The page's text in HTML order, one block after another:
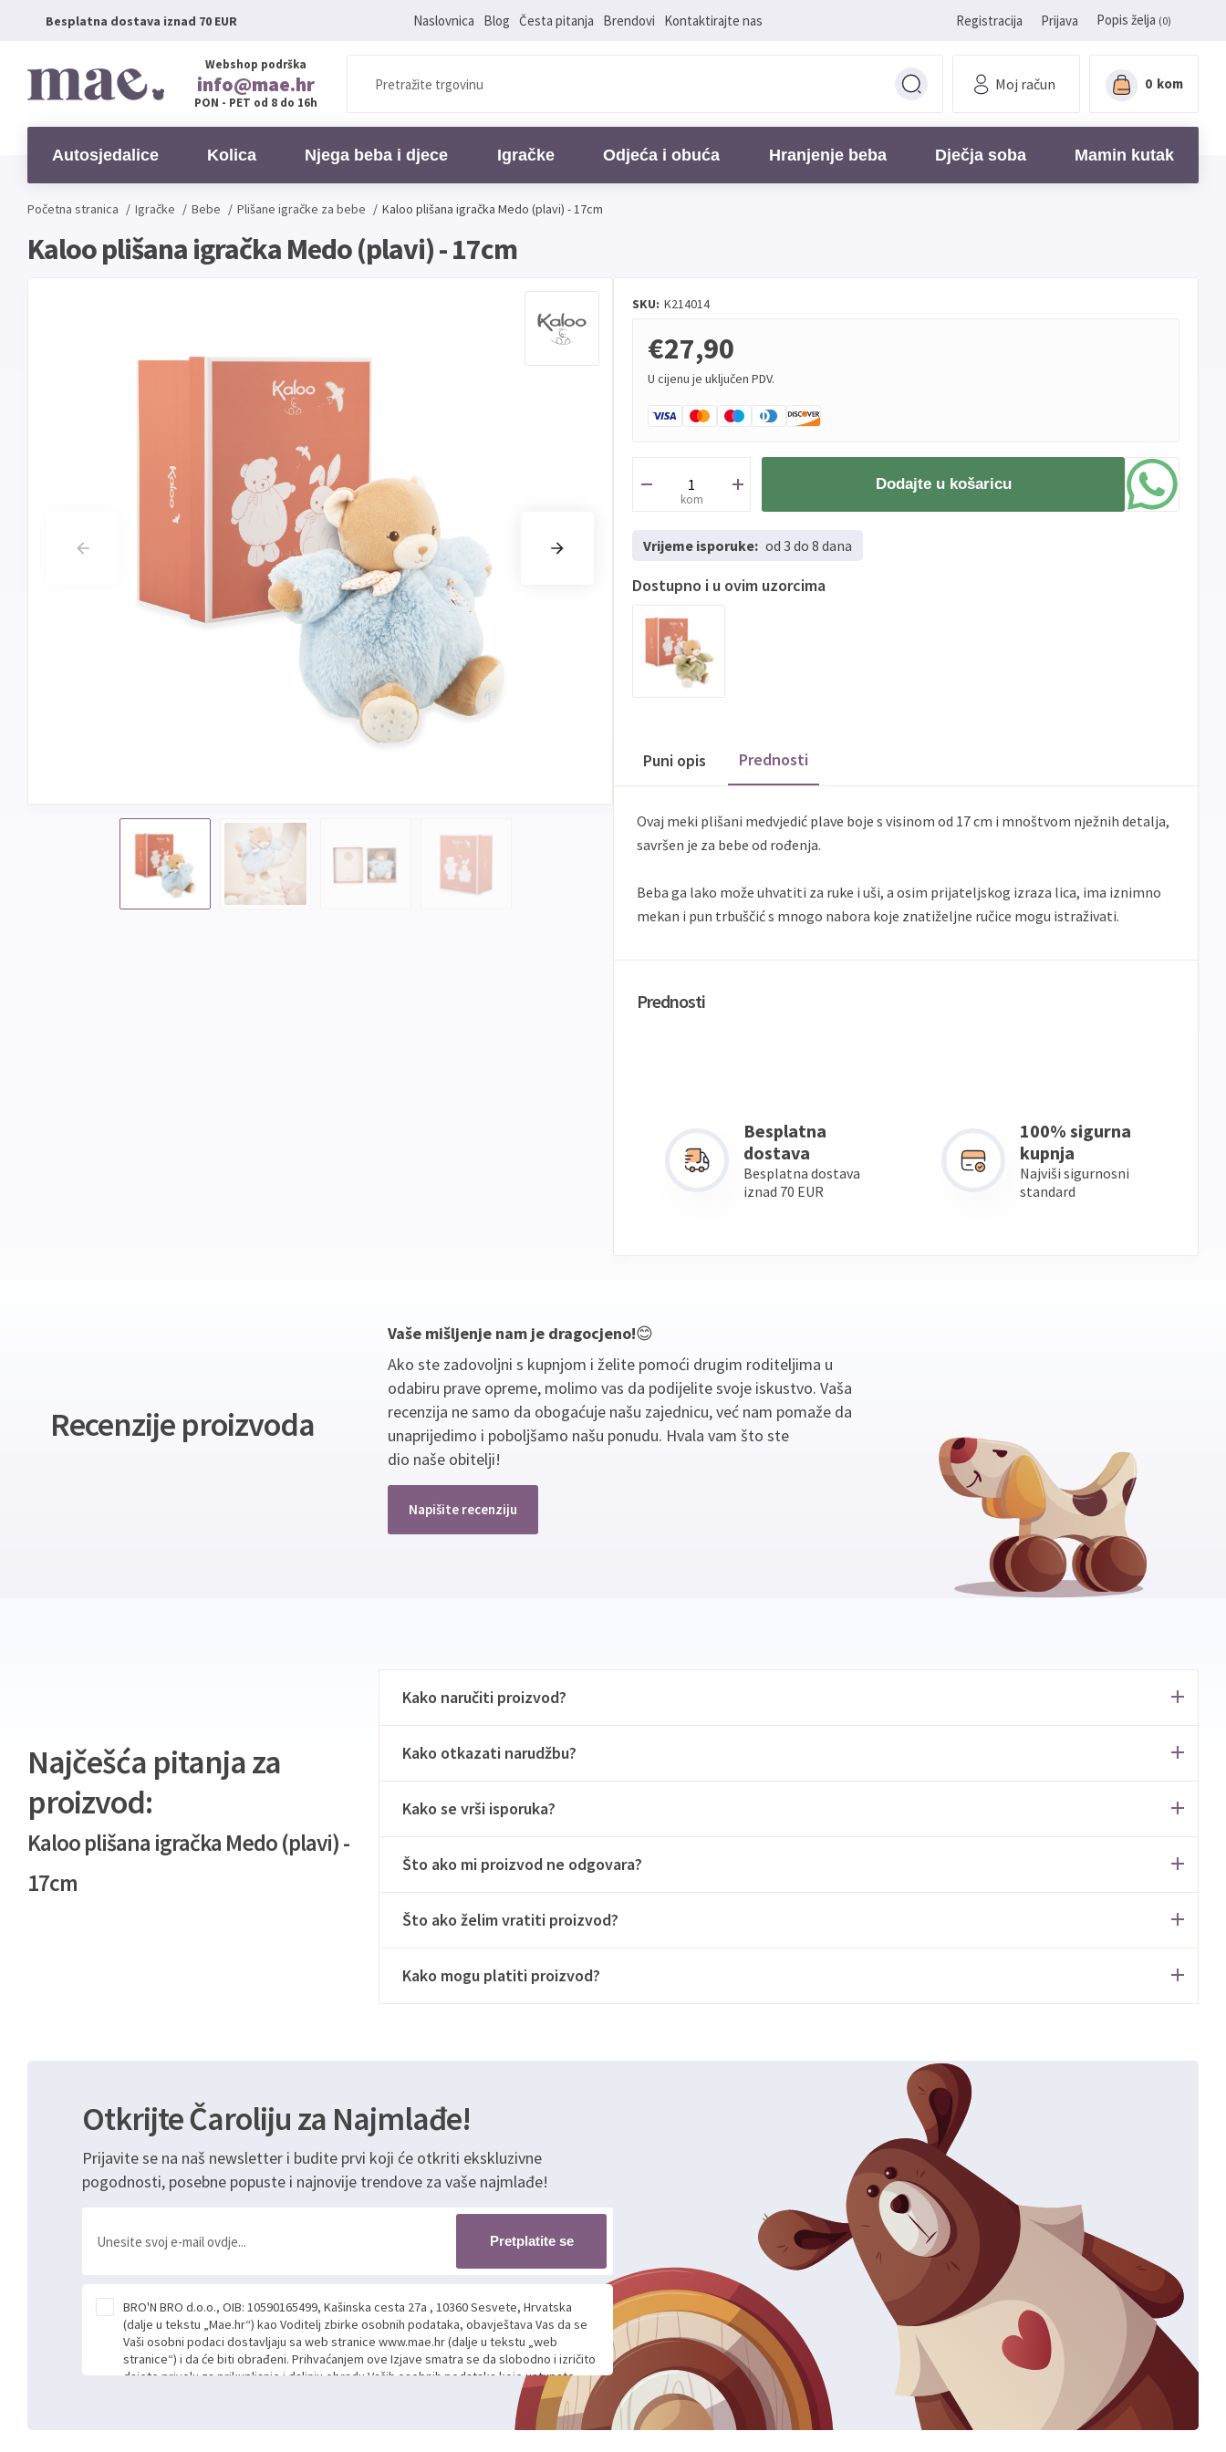
Besplatna dostava iznad 70 EUR Naslovnica Blog Česta pitanja Brendovi Kontaktirajte nas Registracija Prijava Popis želja (0)
Webshop podrška
info@mae.hr
PON - PET od 8 do 16h
Moj račun 0 kom
Autosjedalice Kolica Njega beba i djece Igračke Odjeća i obuća Hranjenje beba Dječja soba Mamin kutak
Početna stranica / Igračke / Bebe / Plišane igračke za bebe / Kaloo plišana igračka Medo (plavi) - 17cm
Kaloo plišana igračka Medo (plavi) - 17cm
SKU: K214014
€27,90
U cijenu je uključen PDV.
kom
Dodajte u košaricu
Vrijeme isporuke: od 3 do 8 dana
Dostupno i u ovim uzorcima
Puni opis Prednosti
Ovaj meki plišani medvjedić plave boje s visinom od 17 cm i mnoštvom nježnih detalja,
savršen je za bebe od rođenja.
Beba ga lako može uhvatiti za ruke i uši, a osim prijateljskog izraza lica, ima iznimno
mekan i pun trbuščić s mnogo nabora koje znatiželjne ručice mogu istraživati.
Prednosti
Besplatna
dostava
Besplatna dostava
iznad 70 EUR
100% sigurna
kupnja
Najviši sigurnosni
standard
Recenzije proizvoda
Vaše mišljenje nam je dragocjeno!😊
Ako ste zadovoljni s kupnjom i želite pomoći drugim roditeljima u
odabiru prave opreme, molimo vas da podijelite svoje iskustvo. Vaša
recenzija ne samo da obogaćuje našu zajednicu, već nam pomaže da
unaprijedimo i poboljšamo našu ponudu. Hvala vam što ste
dio naše obitelji!
Napišite recenziju
Najčešća pitanja za
proizvod:
Kaloo plišana igračka Medo (plavi) -
17cm
Kako naručiti proizvod?
Kako otkazati narudžbu?
Kako se vrši isporuka?
Što ako mi proizvod ne odgovara?
Što ako želim vratiti proizvod?
Kako mogu platiti proizvod?
Otkrijte Čaroliju za Najmlađe!
Prijavite se na naš newsletter i budite prvi koji će otkriti ekskluzivne
pogodnosti, posebne popuste i najnovije trendove za vaše najmlađe!
Pretplatite se
BRO'N BRO d.o.o., OIB: 10590165499, Kašinska cesta 27a , 10360 Sesvete, Hrvatska
(dalje u tekstu „Mae.hr“) kao Voditelj zbirke osobnih podataka, obavještava Vas da se
Vaši osobni podaci dostavljaju sa web stranice www.mae.hr (dalje u tekstu „web
stranice“) i da će biti obrađeni. Prihvaćanjem ove Izjave smatra se da slobodno i izričito
dajete privolu za prikupljanje i daljnju obradu Vaših osobnih podataka koje ustupate
Mae.hr putem ovih web stranica u svrhu odgovora i daljnje komunikacije na Vaš upit
poslan kroz kontakt obrazac. Radi se o dobrovoljnom davanju podataka te ovu Izjavu
niste dužni prihvatiti odnosno niste dužni unositi svoje osobne podatke u jednu od